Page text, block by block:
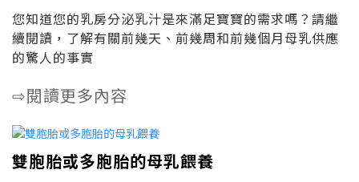
您知道您的乳房分泌乳汁是來滿足寶寶的需求嗎？請繼
續閱讀，了解有關前幾天、前幾周和前幾個月母乳供應
的驚人的事實
⇨閱讀更多內容
雙胞胎或多胞胎的母乳餵養